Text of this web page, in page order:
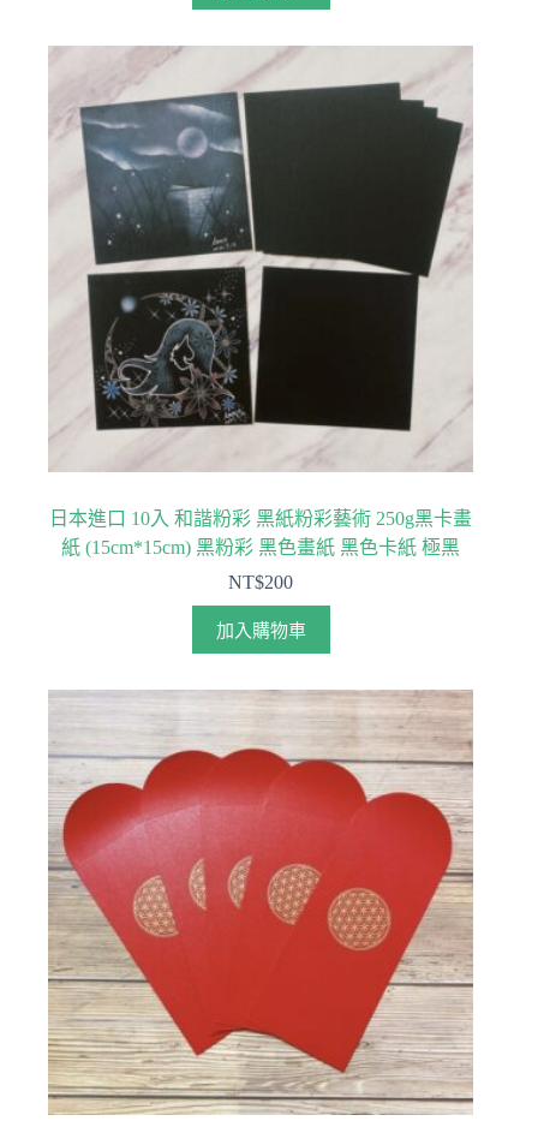
日本進口 10入 和諧粉彩 黑紙粉彩藝術 250g黑卡畫
紙 (15cm*15cm) 黑粉彩 黑色畫紙 黑色卡紙 極黑
NT$200
加入購物車